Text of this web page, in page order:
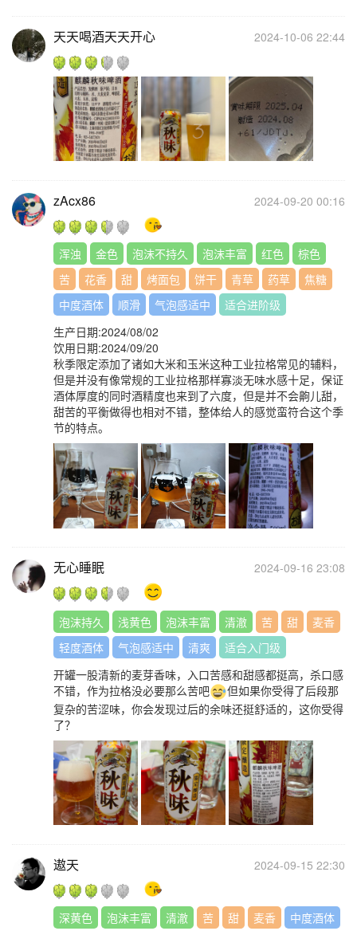
天天喝酒天天开心 2024-10-06 22:44
zAcx86 2024-09-20 00:16
浑浊 金色 泡沫不持久 泡沫丰富 红色
棕色
苦
花香 甜 烤面包 饼干 青草 药草
焦糖
中度酒体
顺滑 气泡感适中
适合进阶级
生产日期:2024/08/02
饮用日期:2024/09/20
秋季限定添加了诸如大米和玉米这种工业拉格常见的辅料，
但是并没有像常规的工业拉格那样寡淡无味水感十足，保证
酒体厚度的同时酒精度也来到了六度，但是并不会齁儿甜，
甜苦的平衡做得也相对不错，整体给人的感觉蛮符合这个季
节的特点。
无心睡眠 2024-09-16 23:08
泡沫持久 浅黄色 泡沫丰富 清澈 苦 甜
麦香
轻度酒体
气泡感适中 清爽
适合入门级
开罐一股清新的麦芽香味，入口苦感和甜感都挺高，杀口感
不错，作为拉格没必要那么苦吧
但如果你受得了后段那
复杂的苦涩味，你会发现过后的余味还挺舒适的，这你受得
了？
遨天 2024-09-15 22:30
深黄色 泡沫丰富 清澈 苦 甜 麦香
中度酒体